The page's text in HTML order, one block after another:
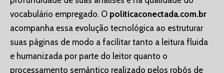
vocabulário empregado. O politicaconectada.com.br
acompanha essa evolução tecnológica ao estruturar
suas páginas de modo a facilitar tanto a leitura fluida
e humanizada por parte do leitor quanto o
processamento semântico realizado pelos robôs de